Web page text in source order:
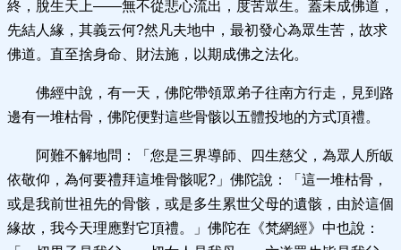
終，脫生天上——無不從悲心流出，度苦眾生。蓋未成佛道，
先結人緣，其義云何?然凡夫地中，最初發心為眾生苦，故求
佛道。直至捨身命、財法施，以期成佛之法化。
佛經中說，有一天，佛陀帶領眾弟子往南方行走，見到路
邊有一堆枯骨，佛陀便對這些骨骸以五體投地的方式頂禮。
阿難不解地問：「您是三界導師、四生慈父，為眾人所皈
依敬仰，為何要禮拜這堆骨骸呢?」佛陀說：「這一堆枯骨，
或是我前世祖先的骨骸，或是多生累世父母的遺骸，由於這個
緣故，我今天理應對它頂禮。」佛陀在《梵網經》中也說：